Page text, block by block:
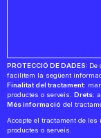
PROTECCIÓ DE DADES: De
facilitem la següent
Finalitat del tractament:
productes o serveis. Drets:
Més informació del
Accepte el tractament de
productes o serveis.